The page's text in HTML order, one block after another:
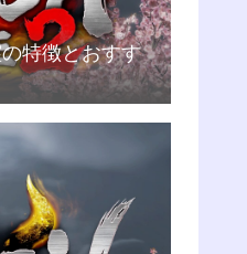
の特徴とおすす